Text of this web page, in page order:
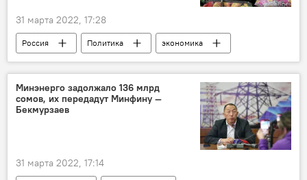
31 марта 2022, 17:28
Россия Политика
экономика
США
удобрения
вывод
санкции
Минэнерго задолжало 136 млрд
сомов, их передадут Минфину —
Бекмурзаев
31 марта 2022, 17:14